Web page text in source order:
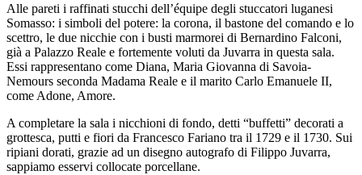
Alle pareti i raffinati stucchi dell’équipe degli stuccatori luganesi
Somasso: i simboli del potere: la corona, il bastone del comando e lo
scettro, le due nicchie con i busti marmorei di Bernardino Falconi,
già a Palazzo Reale e fortemente voluti da Juvarra in questa sala.
Essi rappresentano come Diana, Maria Giovanna di Savoia-
Nemours seconda Madama Reale e il marito Carlo Emanuele II,
come Adone, Amore.
A completare la sala i nicchioni di fondo, detti “buffetti” decorati a
grottesca, putti e fiori da Francesco Fariano tra il 1729 e il 1730. Sui
ripiani dorati, grazie ad un disegno autografo di Filippo Juvarra,
sappiamo esservi collocate porcellane.